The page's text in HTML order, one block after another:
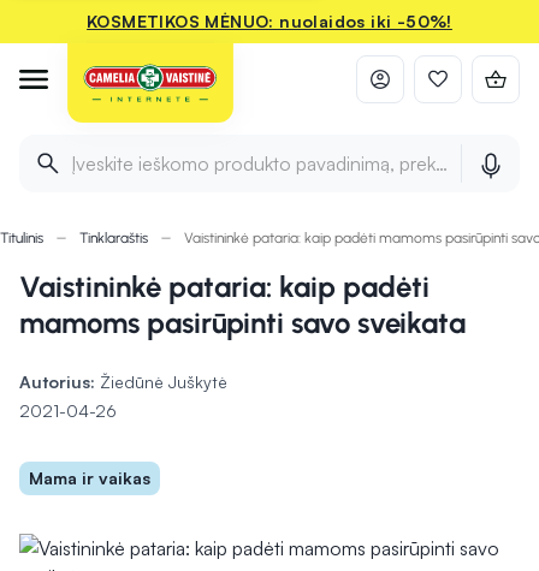
KOSMETIKOS MĖNUO: nuolaidos iki -50%!
Įveskite ieškomo produkto pavadinimą, prekės ženklą ir
Titulinis Tinklaraštis Vaistininkė pataria: kaip padėti mamoms pasirūpinti
Vaistininkė pataria: kaip padėti
mamoms pasirūpinti savo sveikata
Autorius: Žiedūnė Juškytė
2021-04-26
Mama ir vaikas